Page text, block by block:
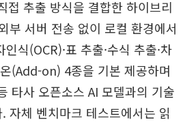
접 추출 방식을 결합한 하이브리
부 서버 전송 없이 로컬 환경에서
식(OCR)·표 추출·수식 추출·차
(Add-on) 4종을 기본 제공하며
타사 오픈소스 AI 모델과의 기술
자체 벤치마크 테스트에서는 읽